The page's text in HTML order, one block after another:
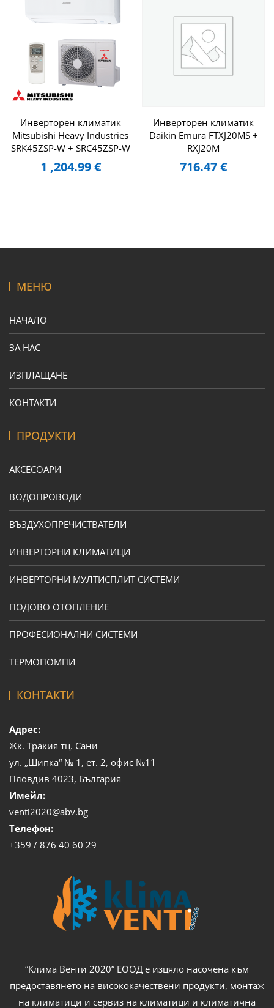
Инверторен климатик
Mitsubishi Heavy Industries
SRK45ZSP-W + SRC45ZSP-W
1 ,204.99€
Инверторен климатик
Daikin Emura FTXJ20MS +
RXJ20M
716.47€
МЕНЮ
НАЧАЛО
ЗА НАС
ИЗПЛАЩАНЕ
КОНТАКТИ
ПРОДУКТИ
АКСЕСОАРИ
ВОДОПРОВОДИ
ВЪЗДУХОПРЕЧИСТВАТЕЛИ
ИНВЕРТОРНИ КЛИМАТИЦИ
ИНВЕРТОРНИ МУЛТИСПЛИТ СИСТЕМИ
ПОДОВО ОТОПЛЕНИЕ
ПРОФЕСИОНАЛНИ СИСТЕМИ
ТЕРМОПОМПИ
КОНТАКТИ
Адрес:
Жк. Тракия тц. Сани
ул. „Шипка“ № 1, ет. 2, офис №11
Пловдив 4023, България
Имейл:
venti2020@abv.bg
Телефон:
+359 / 876 40 60 29
“Клима Венти 2020” ЕООД е изцяло насочена към
предоставянето на висококачествени продукти, монтаж
на климатици и сервиз на климатици и климатична